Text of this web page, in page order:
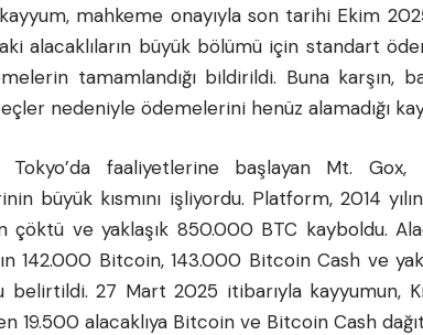
mahkeme onayıyla son tarihi Ekim
alacaklıların büyük bölümü için standart
tamamlandığı bildirildi. Buna karşın,
nedeniyle ödemelerini henüz alamadığı
Tokyo’da faaliyetlerine başlayan Mt.
büyük kısmını işliyordu. Platform, 2014
çöktü ve yaklaşık 850.000 BTC kayboldu.
142.000 Bitcoin, 143.000 Bitcoin Cash ve
belirtildi. 27 Mart 2025 itibarıyla kayyumun,
19.500 alacaklıya Bitcoin ve Bitcoin Cash